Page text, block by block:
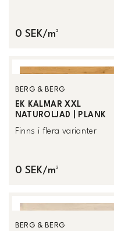
0 SEK/m²
BERG & BERG
EK KALMAR XXL
NATUROLJAD | PLANK
Finns i flera varianter
0 SEK/m²
BERG & BERG